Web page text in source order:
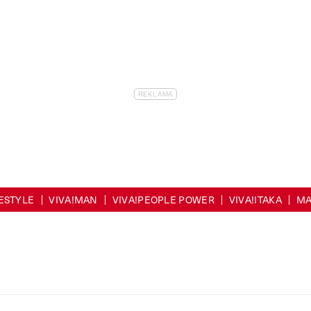
VIVA!MAN VIVA!PEOPLE POWER VIVA!ITAKA